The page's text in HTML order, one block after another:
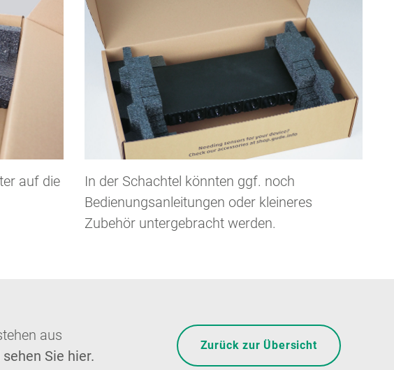
auf die
In der Schachtel könnten ggf. noch
Bedienungsanleitungen oder kleineres
Zubehör untergebracht werden.
aus
Sie hier.
Zurück zur Übersicht